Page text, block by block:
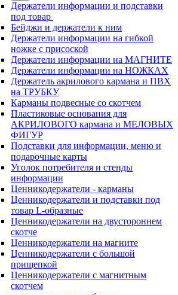
Держатели информации и подставки
под товар
Бейджи и держатели к ним
Держатели информации на гибкой
ножке с присоской
Держатели информации на МАГНИТЕ
Держатели информации на НОЖКАХ
Держатель акрилового кармана и ПВХ
на ТРУБКУ
Карманы подвесные со скотчем
Пластиковые основания для
АКРИЛОВОГО кармана и МЕЛОВЫХ
ФИГУР
Подставки для информации, меню и
подарочные карты
Уголок потребителя и стенды
информации
Ценникодержатели - карманы
Ценникодержатели и подставки под
товар L-образные
Ценникодержатели на двустороннем
скотче
Ценникодержатели на магните
Ценникодержатели с большой
прищепкой
Ценникодержатели с магнитным
скотчем